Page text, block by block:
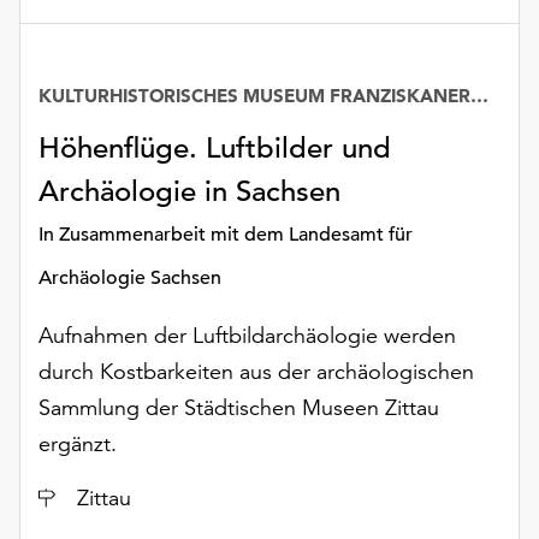
unserer
dem
Impressum
Höhenflüge. Luftbilder und
Archäologie in Sachsen
In Zusammenarbeit mit dem Landesamt für
Archäologie Sachsen
KULTURHISTORISCHES MUSEUM FRANZISKANERKLOSTER
Aufnahmen der Luftbildarchäologie werden
durch Kostbarkeiten aus der archäologischen
Sammlung der Städtischen Museen Zittau
ergänzt.
Ort
Zittau